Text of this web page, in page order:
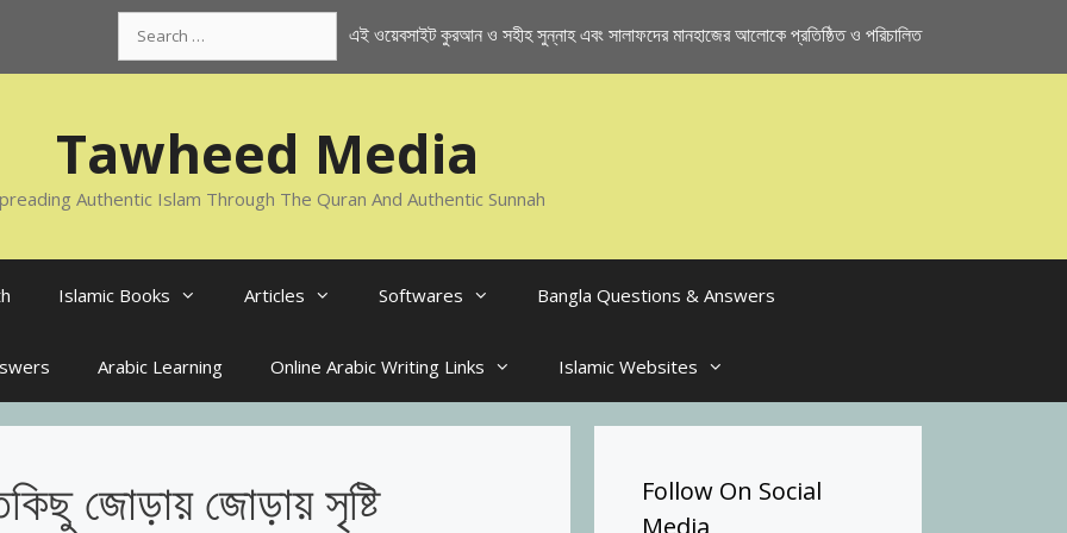
for:
এই ওয়েবসাইট কুরআন ও সহীহ সুন্নাহ এবং সালাফদের মানহাজের আলোকে প্রতিষ্ঠিত ও পরিচালিত
Tawheed Media
Authentic Islam Through The Quran And Authentic Sunnah
Islamic Books Articles Softwares Bangla Questions & Answers
Arabic Learning Online Arabic Writing Links Islamic Websites
জোড়ায় জোড়ায় সৃষ্টি
Follow On Social
Media